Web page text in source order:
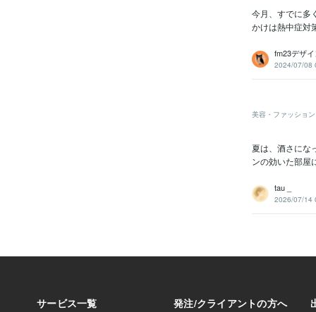
今月、すでに多
かけは熱中症対
fm23デザ
2024/07/08
美容・ファッション
夏は、酒さにな
ンの効いた部屋
tau _
2026/07/14